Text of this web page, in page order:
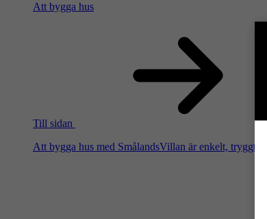
Att bygga hus
Till sidan
Att bygga hus med SmålandsVillan är enkelt, tryggt